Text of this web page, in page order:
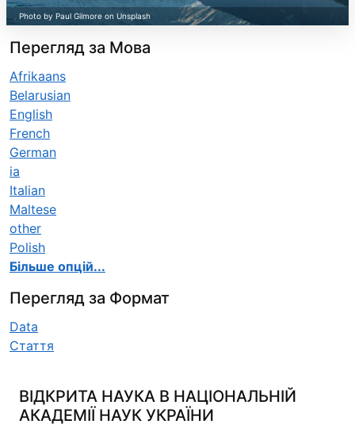
Перегляд за Мова
Afrikaans
Belarusian
English
French
German
ia
Italian
Maltese
other
Polish
Більше опцій...
Перегляд за Формат
Data
Стаття
ВІДКРИТА НАУКА В НАЦІОНАЛЬНІЙ
АКАДЕМІЇ НАУК УКРАЇНИ